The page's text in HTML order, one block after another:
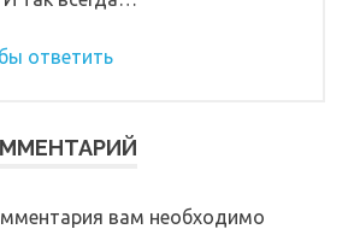
ответить
вам необходимо